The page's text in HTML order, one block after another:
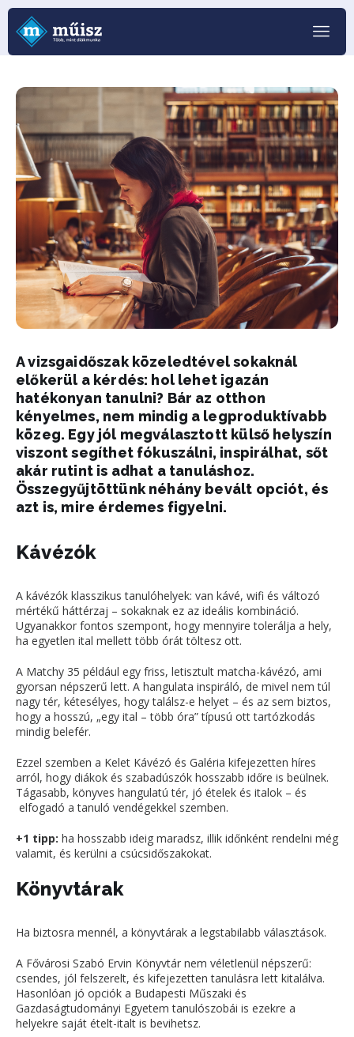
A vizsgaidőszak közeledtével sokaknál
előkerül a kérdés: hol lehet igazán
hatékonyan tanulni? Bár az otthon
kényelmes, nem mindig a legproduktívabb
közeg. Egy jól megválasztott külső helyszín
viszont segíthet fókuszálni, inspirálhat, sőt
akár rutint is adhat a tanuláshoz.
Összegyűjtöttünk néhány bevált opciót, és
azt is, mire érdemes figyelni.
Kávézók
A kávézók klasszikus tanulóhelyek: van kávé, wifi és változó
mértékű háttérzaj – sokaknak ez az ideális kombináció.
Ugyanakkor fontos szempont, hogy mennyire tolerálja a hely,
ha egyetlen ital mellett több órát töltesz ott.
A Matchy 35 például egy friss, letisztult matcha-kávézó, ami
gyorsan népszerű lett. A hangulata inspiráló, de mivel nem túl
nagy tér, kétesélyes, hogy találsz-e helyet – és az sem biztos,
hogy a hosszú, „egy ital – több óra” típusú ott tartózkodás
mindig belefér.
Ezzel szemben a Kelet Kávézó és Galéria kifejezetten híres
arról, hogy diákok és szabadúszók hosszabb időre is beülnek.
Tágasabb, könyves hangulatú tér, jó ételek és italok – és
elfogadó a tanuló vendégekkel szemben.
+1 tipp: ha hosszabb ideig maradsz, illik időnként rendelni még
valamit, és kerülni a csúcsidőszakokat.
Könyvtárak
Ha biztosra mennél, a könyvtárak a legstabilabb választások.
A Fővárosi Szabó Ervin Könyvtár nem véletlenül népszerű:
csendes, jól felszerelt, és kifejezetten tanulásra lett kitalálva.
Hasonlóan jó opciók a Budapesti Műszaki és
Gazdaságtudományi Egyetem tanulószobái is ezekre a
helyekre saját ételt-italt is bevihetsz.